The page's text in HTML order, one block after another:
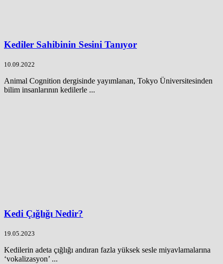
Kediler Sahibinin Sesini Tanıyor
10.09.2022
Animal Cognition dergisinde yayımlanan, Tokyo Üniversitesinden
bilim insanlarının kedilerle ...
Kedi Çığlığı Nedir?
19.05.2023
Kedilerin adeta çığlığı andıran fazla yüksek sesle miyavlamalarına
‘vokalizasyon’ ...